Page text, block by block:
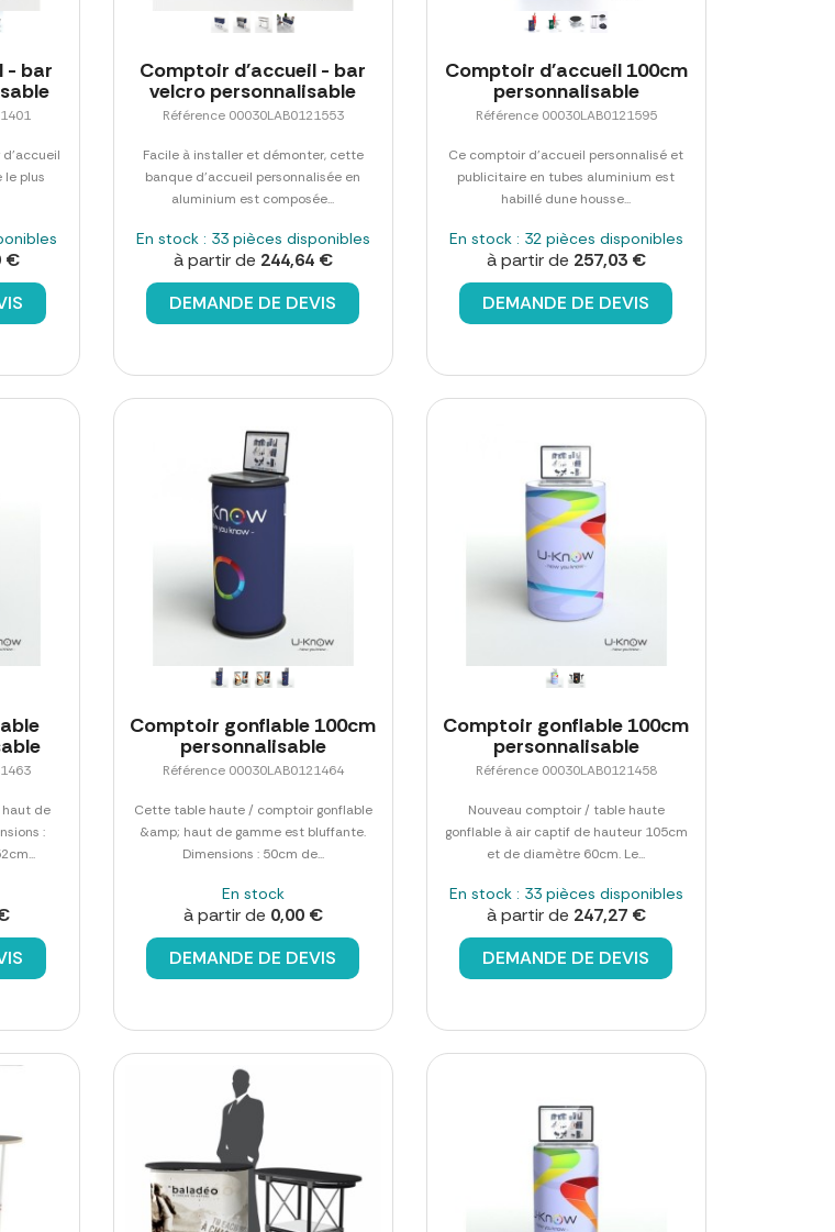
- bar
d'accueil
le plus
€
Comptoir d'accueil - bar
velcro personnalisable
Référence 00030LAB0121553
Facile à installer et démonter, cette
banque d'accueil personnalisée en
aluminium est composée...
En stock : 33 pièces disponibles
à partir de 244,64 €
DEMANDE DE DEVIS
Comptoir d'accueil 100cm
personnalisable
Référence 00030LAB0121595
Ce comptoir d'accueil personnalisé et
publicitaire en tubes aluminium est
habillé dune housse...
En stock : 32 pièces disponibles
à partir de 257,03 €
DEMANDE DE DEVIS
haut de
:
Comptoir gonflable 100cm
personnalisable
Référence 00030LAB0121464
Cette table haute / comptoir gonflable
&amp; haut de gamme est bluffante.
Dimensions : 50cm de...
En stock
à partir de 0,00 €
DEMANDE DE DEVIS
Comptoir gonflable 100cm
personnalisable
Référence 00030LAB0121458
Nouveau comptoir / table haute
gonflable à air captif de hauteur 105cm
et de diamètre 60cm. Le...
En stock : 33 pièces disponibles
à partir de 247,27 €
DEMANDE DE DEVIS